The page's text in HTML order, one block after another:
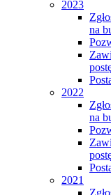
2023
na
2022
na
2021